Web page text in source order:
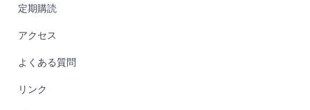
定期購読
アクセス
よくある質問
リンク